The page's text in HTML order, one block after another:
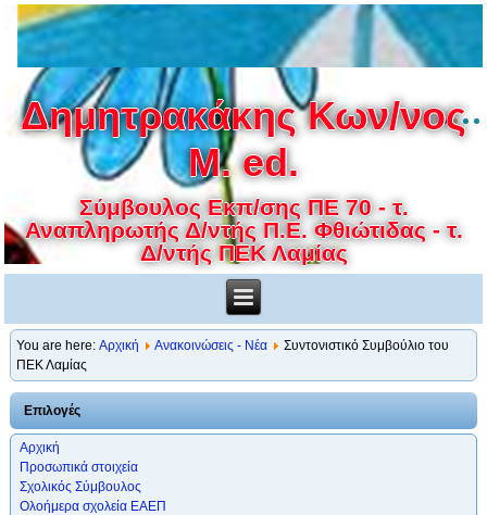
Δημητρακάκης Κων/νος
M. ed.
Σύμβουλος Εκπ/σης ΠΕ 70 - τ.
Αναπληρωτής Δ/ντής Π.Ε. Φθιώτιδας - τ.
Δ/ντής ΠΕΚ Λαμίας
You are here:Αρχική Ανακοινώσεις - Νέα
Συντονιστικό Συμβούλιο του
ΠΕΚ Λαμίας
Επιλογές
Αρχική
Προσωπικά στοιχεία
Σχολικός Σύμβουλος
Ολοήμερα σχολεία ΕΑΕΠ